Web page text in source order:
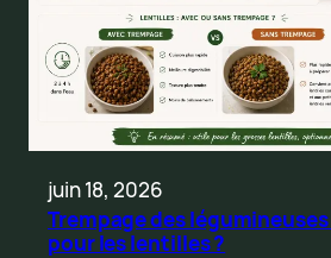
juin 18, 2026
Trempage des
pour les lentilles ?